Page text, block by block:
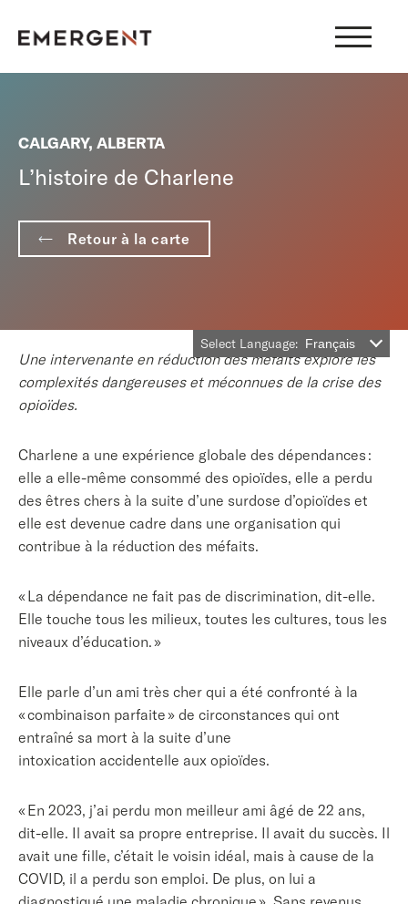
CALGARY, ALBERTA
L’histoire de Charlene
Retour à la carte
Select Language: Français
Une intervenante enréduction des méfaits explore les
complexités dangereuses et méconnuesde la crise des
opioïdes.
Charlene a une expérience globale des dépendances :
elle a elle-même consommé des opioïdes, elle a perdu
des êtres chers à la suite d’une surdose d’opioïdes et
elle est devenue cadre dans une organisation qui
contribue à la réduction des méfaits.
« La dépendance ne fait pas de discrimination, dit-elle.
Elle touche tous les milieux, toutes les cultures, tous les
niveaux d’éducation. »
Elle parle d’un ami très cher qui a été confronté à la
« combinaison parfaite » de circonstances qui ont
entraîné sa mort à la suite d’une
intoxication accidentelle aux opioïdes.
« En 2023, j’ai perdu mon meilleur ami âgé de 22 ans,
dit-elle. Il avait sa propre entreprise. Il avait du succès. Il
avait une fille, c’était le voisin idéal, mais à cause de la
COVID, il a perdu son emploi. De plus, on lui a